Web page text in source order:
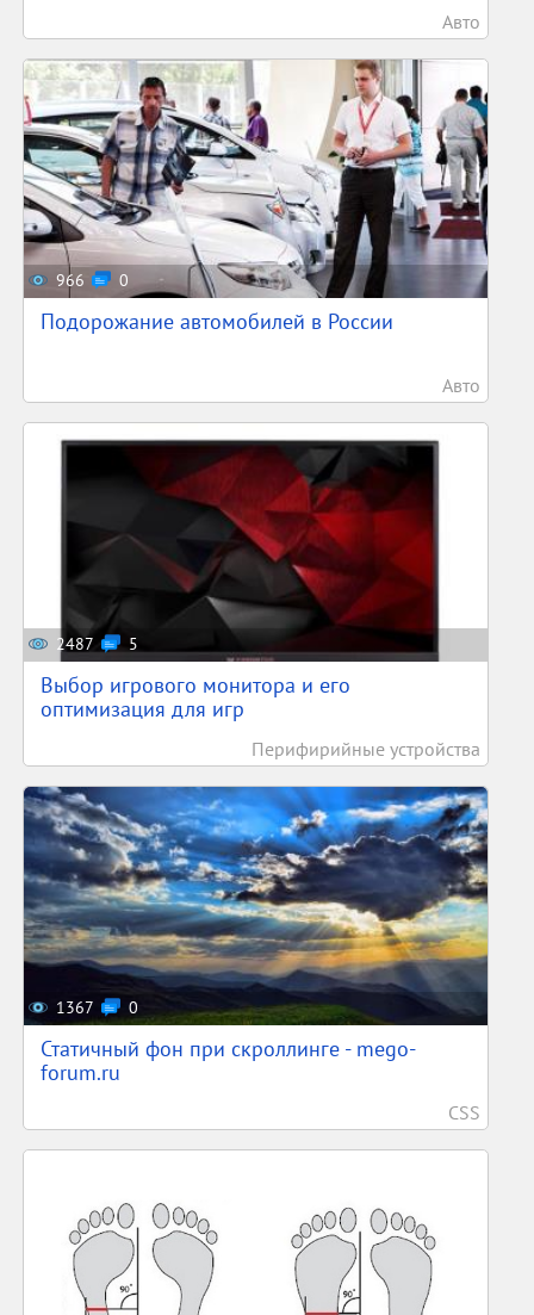
Авто
966 0
Подорожание автомобилей в России
Авто
2487 5
Выбор игрового монитора и его
оптимизация для игр
Перифирийные устройства
1367 0
Статичный фон при скроллинге - mego-
forum.ru
CSS